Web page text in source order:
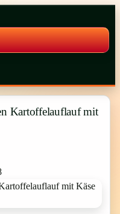
Kartoffelauflauf mit